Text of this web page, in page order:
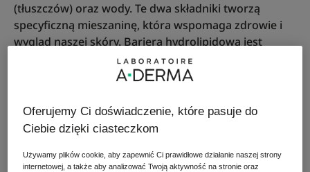
(tłuszczów) oraz wody. Te dwa składniki tworzą
specyficzną mieszaninę, która wspomaga zdrowie i
wygląd naszej skóry. Bariera hydrolipidowa jest
swego rodzaju płaszczem ochronnym, który chroni
naskórek przed negatywnym działaniem czynników
promieniowanie UV czy ekstremalne temperatury.
Dodatkowo warstwa ta zapobiega nadmiernej
samym jej poziom nawilżenia.
Oferujemy Ci doświadczenie, które pasuje do
Ciebie dzięki ciasteczkom
Używamy plików cookie, aby zapewnić Ci prawidłowe działanie naszej strony
internetowej, a także aby analizować Twoją aktywność na stronie oraz